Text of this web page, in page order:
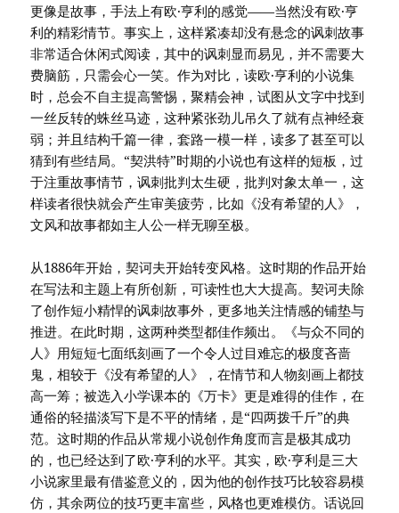
更像是故事，手法上有欧·亨利的感觉——当然没有欧·亨
利的精彩情节。事实上，这样紧凑却没有悬念的讽刺故事
非常适合休闲式阅读，其中的讽刺显而易见，并不需要大
费脑筋，只需会心一笑。作为对比，读欧·亨利的小说集
时，总会不自主提高警惕，聚精会神，试图从文字中找到
一丝反转的蛛丝马迹，这种紧张劲儿吊久了就有点神经衰
弱；并且结构千篇一律，套路一模一样，读多了甚至可以
猜到有些结局。“契洪特”时期的小说也有这样的短板，过
于注重故事情节，讽刺批判太生硬，批判对象太单一，这
样读者很快就会产生审美疲劳，比如《没有希望的人》，
文风和故事都如主人公一样无聊至极。
从1886年开始，契诃夫开始转变风格。这时期的作品开始
在写法和主题上有所创新，可读性也大大提高。契诃夫除
了创作短小精悍的讽刺故事外，更多地关注情感的铺垫与
推进。在此时期，这两种类型都佳作频出。《与众不同的
人》用短短七面纸刻画了一个令人过目难忘的极度吝啬
鬼，相较于《没有希望的人》，在情节和人物刻画上都技
高一筹；被选入小学课本的《万卡》更是难得的佳作，在
通俗的轻描淡写下是不平的情绪，是“四两拨千斤”的典
范。这时期的作品从常规小说创作角度而言是极其成功
的，也已经达到了欧·亨利的水平。其实，欧·亨利是三大
小说家里最有借鉴意义的，因为他的创作技巧比较容易模
仿，其余两位的技巧更丰富些，风格也更难模仿。话说回